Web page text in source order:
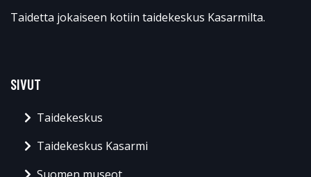
Taidetta jokaiseen kotiin taidekeskus Kasarmilta.
SIVUT
Taidekeskus
Taidekeskus Kasarmi